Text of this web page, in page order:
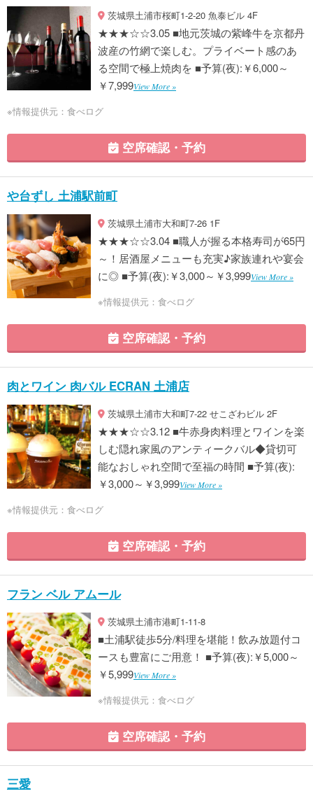
茨城県土浦市桜町1-2-20 魚泰ビル 4F
★★★☆☆3.05 ■地元茨城の紫峰牛を京都丹
波産の竹網で楽しむ。プライベート感のあ
る空間で極上焼肉を ■予算(夜):￥6,000～
￥7,999View More »
※情報提供元：食べログ
空席確認・予約
や台ずし 土浦駅前町
茨城県土浦市大和町7-26 1F
★★★☆☆3.04 ■職人が握る本格寿司が65円
～！居酒屋メニューも充実♪家族連れや宴会
に◎ ■予算(夜):￥3,000～￥3,999View More »
※情報提供元：食べログ
空席確認・予約
肉とワイン 肉バル ECRAN 土浦店
茨城県土浦市大和町7-22 せこざわビル 2F
★★★☆☆3.12 ■牛赤身肉料理とワインを楽
しむ隠れ家風のアンティークバル◆貸切可
能なおしゃれ空間で至福の時間 ■予算(夜):
￥3,000～￥3,999View More »
※情報提供元：食べログ
空席確認・予約
フラン ベル アムール
茨城県土浦市港町1-11-8
■土浦駅徒歩5分/料理を堪能！飲み放題付コ
ースも豊富にご用意！ ■予算(夜):￥5,000～
￥5,999View More »
※情報提供元：食べログ
空席確認・予約
三愛